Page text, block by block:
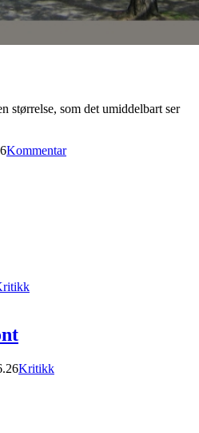
størrelse, som det umiddelbart ser
Kommentar
Kritikk